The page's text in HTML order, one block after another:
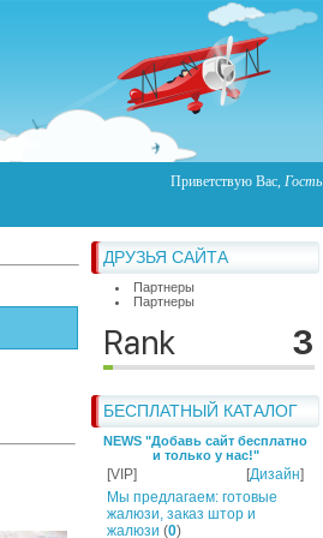
Приветствую Вас, Гость
ДРУЗЬЯ САЙТА
Партнеры
Партнеры
БЕСПЛАТНЫЙ КАТАЛОГ
NEWS "Добавь сайт бесплатно
и только у нас!"
[VIP] [Дизайн]
Мы предлагаем: готовые
жалюзи, заказ штор и
жалюзи (0)